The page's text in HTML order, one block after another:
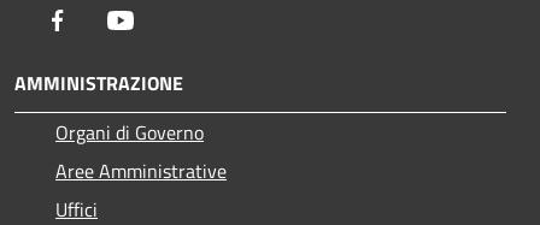
Facebook
AMMINISTRAZIONE
Organi di Governo
Aree Amministrative
Uffici